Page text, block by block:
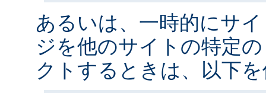
あるいは、一時的にサ
ジを他のサイトの特定
クトするときは、以下